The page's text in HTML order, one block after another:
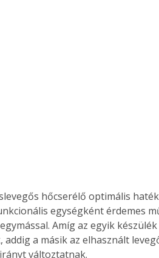
hőcserélő optimális
egységként érdemes
Amíg az egyik
addig a másik az elhasznált
változtatnak.